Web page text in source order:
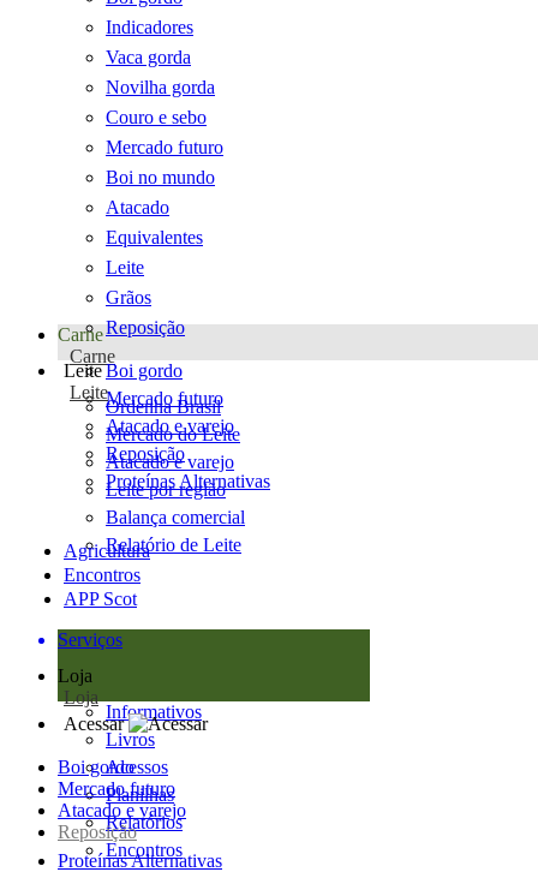
Indicadores
Vaca gorda
Novilha gorda
Couro e sebo
Mercado futuro
Boi no mundo
Atacado
Equivalentes
Leite
Grãos
Reposição
Carne
Carne
Boi gordo
Mercado futuro
Atacado e varejo
Reposição
Proteínas Alternativas
Leite
Leite
Ordenha Brasil
Mercado do Leite
Atacado e varejo
Leite por região
Balança comercial
Relatório de Leite
Agricultura
Encontros
APP Scot
Serviços
Loja
Loja
Informativos
Livros
Acessos
Planilhas
Relatórios
Encontros
Acessar
Boi gordo
Mercado futuro
Atacado e varejo
Reposição
Proteínas Alternativas